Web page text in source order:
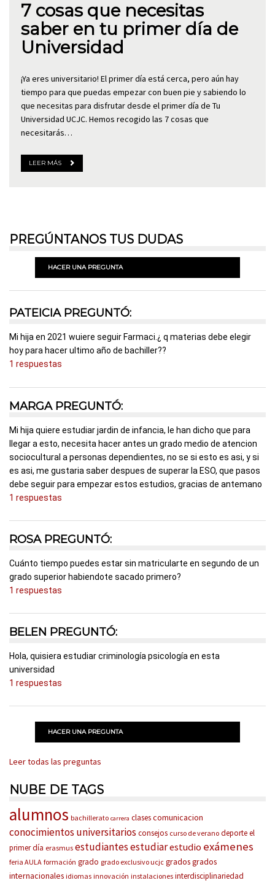
7 cosas que necesitas
saber en tu primer día de
Universidad
¡Ya eres universitario! El primer día está cerca, pero aún hay
tiempo para que puedas empezar con buen pie y sabiendo lo
que necesitas para disfrutar desde el primer día de Tu
Universidad UCJC. Hemos recogido las 7 cosas que
necesitarás…
LEER MÁS
PREGÚNTANOS TUS DUDAS
HACER UNA PREGUNTA
PATEICIA PREGUNTÓ:
Mi hija en 2021 wuiere seguir Farmaci.¿ q materias debe elegir
hoy para hacer ultimo año de bachiller??
1 respuestas
MARGA PREGUNTÓ:
Mi hija quiere estudiar jardin de infancia, le han dicho que para
llegar a esto, necesita hacer antes un grado medio de atencion
sociocultural a personas dependientes, no se si esto es asi, y si
es asi, me gustaria saber despues de superar la ESO, que pasos
debe seguir para empezar estos estudios, gracias de antemano
1 respuestas
ROSA PREGUNTÓ:
Cuánto tiempo puedes estar sin matricularte en segundo de un
grado superior habiendote sacado primero?
1 respuestas
BELEN PREGUNTÓ:
Hola, quisiera estudiar criminología psicología en esta
universidad
1 respuestas
HACER UNA PREGUNTA
Leer todas las preguntas
NUBE DE TAGS
alumnos bachillerato carrera clasescomunicacion
conocimientos universitariosconsejos curso de verano deporteel
primer día erasmus estudiantesestudiarestudio exámenes
feria AULA formación grado grado exclusivo ucjc gradosgrados
internacionales idiomas innovación instalaciones interdisciplinariedad